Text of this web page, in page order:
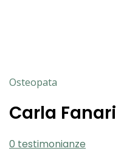
Osteopata
Carla Fanari
0 testimonianze